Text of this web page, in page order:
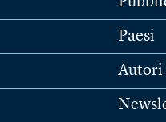
Paesi
Autori